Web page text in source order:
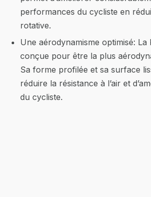
performances du cycliste en
rotative.
Une aérodynamisme optimisé: La
conçue pour être la plus
Sa forme profilée et sa surface
réduire la résistance à l’air et
du cycliste.